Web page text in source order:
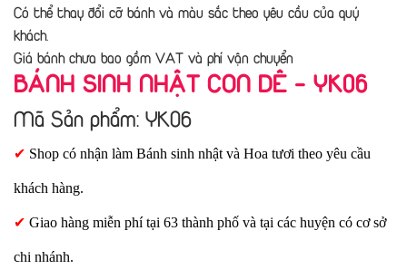
Có thể thay đổi cỡ bánh và màu sắc theo yêu cầu của quý
khách.
Giá bánh chưa bao gồm VAT và phí vận chuyển
BÁNH SINH NHẬT CON DÊ - YK06
Mã Sản phẩm: YK06
✔ Shop có nhận làm Bánh sinh nhật và Hoa tươi theo yêu cầu
khách hàng.
✔ Giao hàng miễn phí tại 63 thành phố và tại các huyện có cơ sở
chi nhánh.